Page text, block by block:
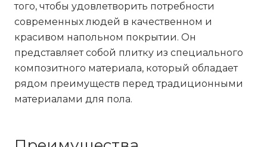
того, чтобы удовлетворить потребности
современных людей в качественном и
красивом напольном покрытии. Он
представляет собой плитку из специального
композитного материала, который обладает
рядом преимуществ перед традиционными
материалами для пола.